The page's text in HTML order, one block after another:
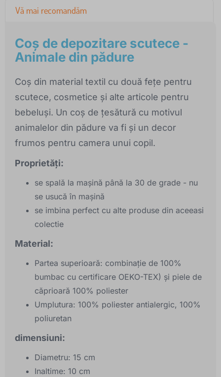
Vă mai recomandăm
Coș de depozitare scutece -
Animale din pădure
Coș din material textil cu două fețe pentru
scutece, cosmetice și alte articole pentru
bebeluși. Un coș de țesătură cu motivul
animalelor din pădure va fi și un decor
frumos pentru camera unui copil.
Proprietăți:
se spală la mașină până la 30 de grade - nu
se usucă în mașină
se imbina perfect cu alte produse din aceeasi
colectie
Material:
Partea superioară: combinație de 100%
bumbac cu certificare OEKO-TEX) și piele de
căprioară 100% poliester
Umplutura: 100% poliester antialergic, 100%
poliuretan
dimensiuni:
Diametru: 15 cm
Inaltime: 10 cm